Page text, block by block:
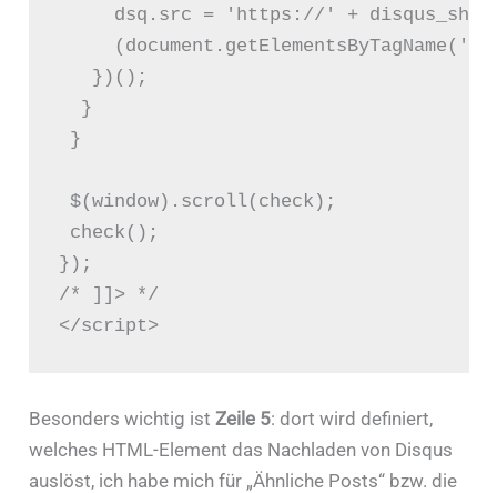
dsq.src = 'https://' +
   })();
  }
}
$(window).scroll(check);
check();
});
/* ]]> */
</script>
Besonders wichtig ist Zeile 5: dort wird definiert,
welches HTML-Element das Nachladen von Disqus
auslöst, ich habe mich für „Ähnliche Posts“ bzw. die